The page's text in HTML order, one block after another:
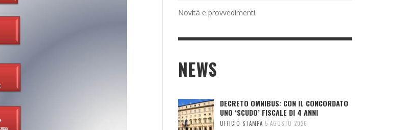
Novità e provvedimenti
NEWS
DECRETO OMNIBUS: CON IL CONCORDATO
UNO ‘SCUDO’ FISCALE DI 4 ANNI
UFFICIO STAMPA 5 AGOSTO 2026